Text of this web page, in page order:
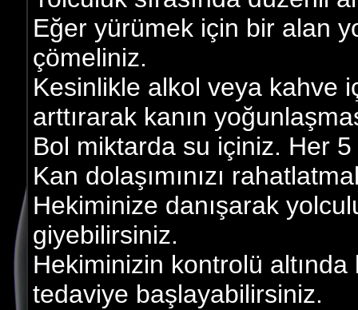
Eğer yürümek için bir alan
çömeliniz.
Kesinlikle alkol veya kahve
arttırarak kanın
Bol miktarda su içiniz. Her
Kan dolaşımınızı
Hekiminize danışarak
giyebilirsiniz.
Hekiminizin kontrolü altında
tedaviye başlayabilirsiniz.